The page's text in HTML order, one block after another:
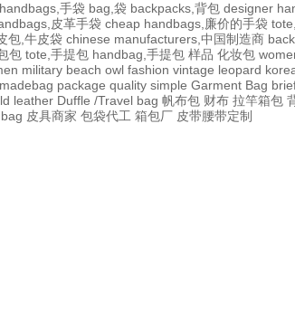
handbags,手袋 bag,袋 backpacks,背包 designer
皮革手袋 cheap handbags,廉价的手袋
包,牛皮袋 chinese manufacturers,中国制造商
包 tote,手提包 handbag,手提包 样品 化妆包
military beach owl fashion vintage leopard
madebag package quality simple Garment Bag
leather Duffle /Travel bag 帆布包 财布 拉竿箱包
皮具商家 包袋代工 箱包厂 皮带腰带定制